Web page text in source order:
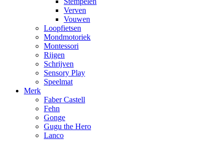
Verven
Vouwen
Loopfietsen
Mondmotoriek
Montessori
Rijgen
Schrijven
Sensory Play
Speelmat
Merk
Faber Castell
Fehn
Gonge
Gugu the Hero
Lanco